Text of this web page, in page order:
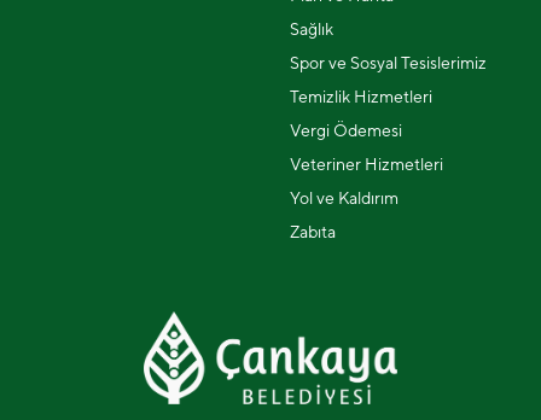
Sağlık
Spor ve Sosyal Tesislerimiz
Temizlik Hizmetleri
Vergi Ödemesi
Veteriner Hizmetleri
Yol ve Kaldırım
Zabıta